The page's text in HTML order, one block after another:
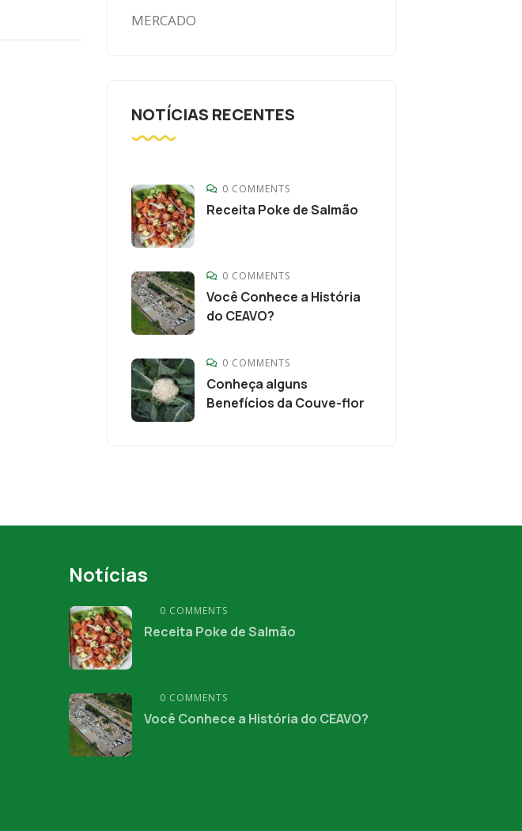
MERCADO
NOTÍCIAS RECENTES
0 COMMENTS
Receita Poke de Salmão
0 COMMENTS
Você Conhece a História
do CEAVO?
0 COMMENTS
Conheça alguns
Benefícios da Couve-flor
Notícias
0 COMMENTS
Receita Poke de Salmão
0 COMMENTS
Você Conhece a História do CEAVO?